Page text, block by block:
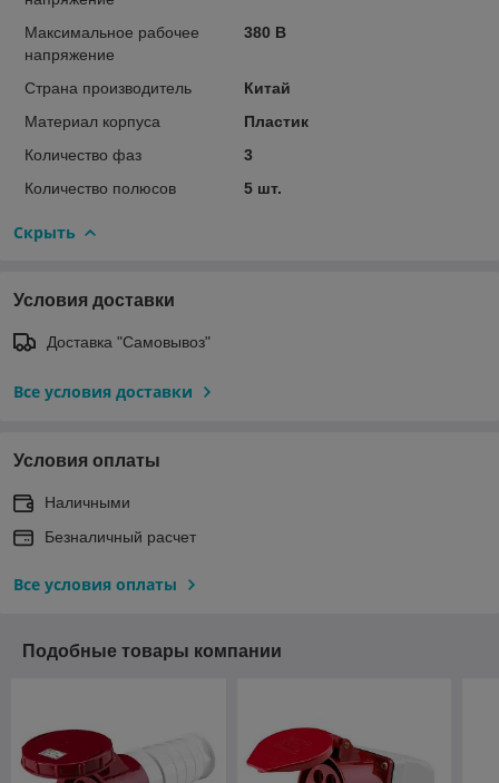
Максимальное рабочее
напряжение
380 В
Страна производитель
Китай
Материал корпуса
Пластик
Количество фаз
3
Количество полюсов
5 шт.
Скрыть
Условия доставки
Доставка "Самовывоз"
Все условия доставки
Условия оплаты
Наличными
Безналичный расчет
Все условия оплаты
Подобные товары компании